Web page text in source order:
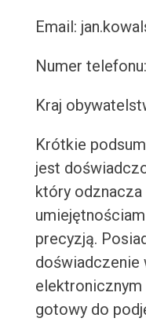
Email:
Numer
Kraj
Krótkie
jest
który odznacza
precyzją.
doświadczenie
gotowy do